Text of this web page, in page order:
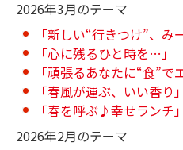
2026年3月のテーマ
「新しい“行きつけ”、み
「心に残るひと時を…」
「頑張るあなたに“食”で
「春風が運ぶ、いい香り」
「春を呼ぶ♪幸せランチ」
2026年2月のテーマ